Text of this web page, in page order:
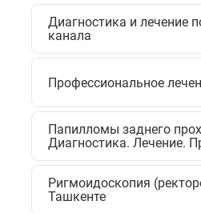
Диагностика и лечение
канала
Профессиональное
Папилломы заднего
Диагностика. Лечение.
Ригмоидоскопия
Ташкенте